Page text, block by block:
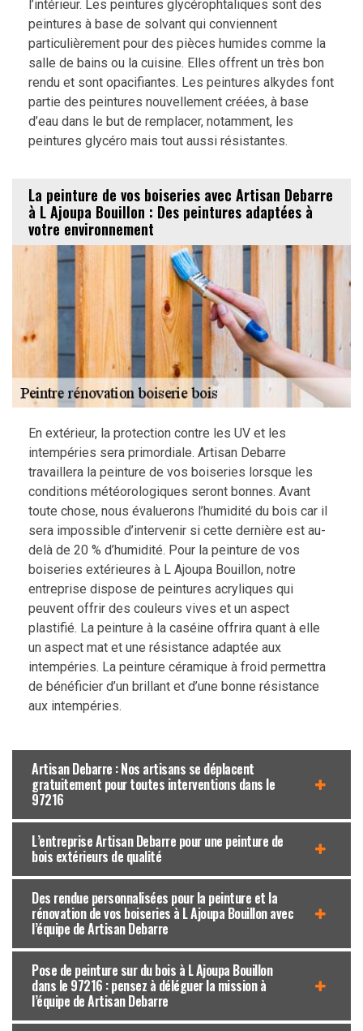
l’intérieur. Les peintures glycérophtaliques sont des
peintures à base de solvant qui conviennent
particulièrement pour des pièces humides comme la
salle de bains ou la cuisine. Elles offrent un très bon
rendu et sont opacifiantes. Les peintures alkydes font
partie des peintures nouvellement créées, à base
d’eau dans le but de remplacer, notamment, les
peintures glycéro mais tout aussi résistantes.
La peinture de vos boiseries avec Artisan Debarre
à L Ajoupa Bouillon : Des peintures adaptées à
votre environnement
En extérieur, la protection contre les UV et les
intempéries sera primordiale. Artisan Debarre
travaillera la peinture de vos boiseries lorsque les
conditions météorologiques seront bonnes. Avant
toute chose, nous évaluerons l’humidité du bois car il
sera impossible d’intervenir si cette dernière est au-
delà de 20 % d’humidité. Pour la peinture de vos
boiseries extérieures à L Ajoupa Bouillon, notre
entreprise dispose de peintures acryliques qui
peuvent offrir des couleurs vives et un aspect
plastifié. La peinture à la caséine offrira quant à elle
un aspect mat et une résistance adaptée aux
intempéries. La peinture céramique à froid permettra
de bénéficier d’un brillant et d’une bonne résistance
aux intempéries.
Artisan Debarre : Nos artisans se déplacent
gratuitement pour toutes interventions dans le
97216
L’entreprise Artisan Debarre pour une peinture de
bois extérieurs de qualité
Des rendue personnalisées pour la peinture et la
rénovation de vos boiseries à L Ajoupa Bouillon avec
l’équipe de Artisan Debarre
Pose de peinture sur du bois à L Ajoupa Bouillon
dans le 97216 : pensez à déléguer la mission à
l’équipe de Artisan Debarre